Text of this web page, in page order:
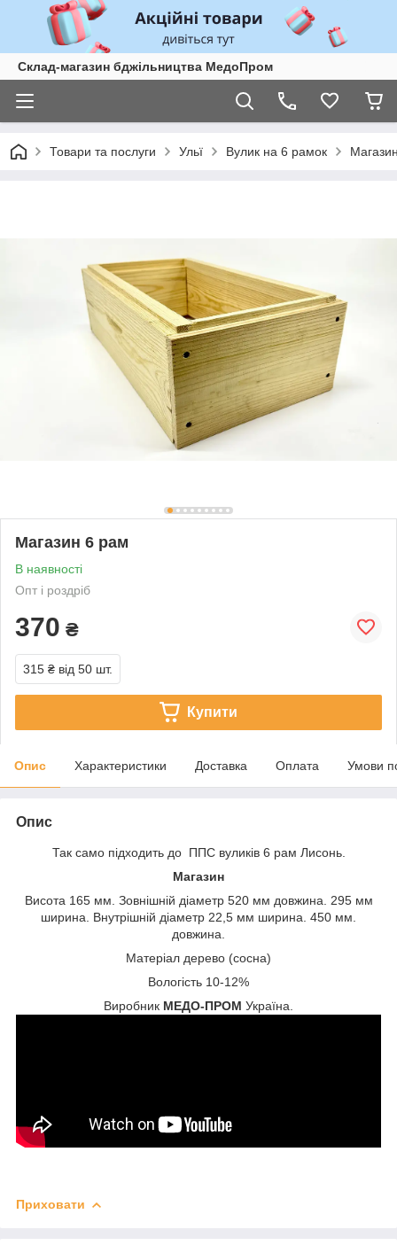
Склад-магазин бджільництва МедоПром
Товари та послуги Ульї Вулик на 6 рамок
Магазин 6 рам
В наявності
Опт і роздріб
370 ₴
315 ₴ від 50 шт.
Купити
Опис Характеристики Доставка Оплата Умови
Опис
Так само підходить до ППС вуликів 6 рам Лисонь.
Магазин
Висота 165 мм. Зовнішній діаметр 520 мм довжина. 295 мм
ширина. Внутрішній діаметр 22,5 мм ширина. 450 мм.
довжина.
Матеріал дерево (сосна)
Вологість 10-12%
Виробник МЕДО-ПРОМ Україна.
Приховати